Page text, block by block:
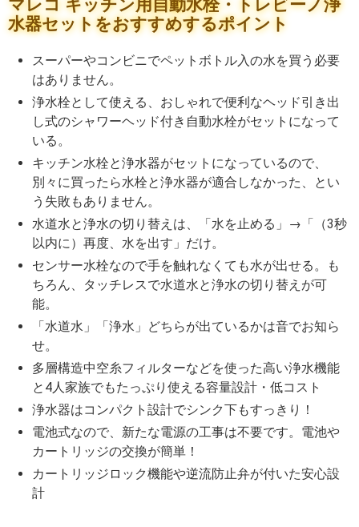
マレコ キッチン用自動水栓・トレビーノ浄
水器セットをおすすめするポイント
スーパーやコンビニでペットボトル入の水を買う必要
はありません。
浄水栓として使える、おしゃれで便利なヘッド引き出
し式のシャワーヘッド付き自動水栓がセットになって
いる。
キッチン水栓と浄水器がセットになっているので、
別々に買ったら水栓と浄水器が適合しなかった、とい
う失敗もありません。
水道水と浄水の切り替えは、「水を止める」→「（3秒
以内に）再度、水を出す」だけ。
センサー水栓なので手を触れなくても水が出せる。も
ちろん、タッチレスで水道水と浄水の切り替えが可
能。
「水道水」「浄水」どちらが出ているかは音でお知ら
せ。
多層構造中空糸フィルターなどを使った高い浄水機能
と4人家族でもたっぷり使える容量設計・低コスト
浄水器はコンパクト設計でシンク下もすっきり！
電池式なので、新たな電源の工事は不要です。電池や
カートリッジの交換が簡単！
カートリッジロック機能や逆流防止弁が付いた安心設
計